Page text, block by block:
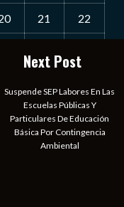
21 22
a Tu Alcance
que tiene como
Next Post
Suspende SEP Labores En Las
Escuelas Públicas Y
Particulares De Educación
Básica Por Contingencia
Ambiental